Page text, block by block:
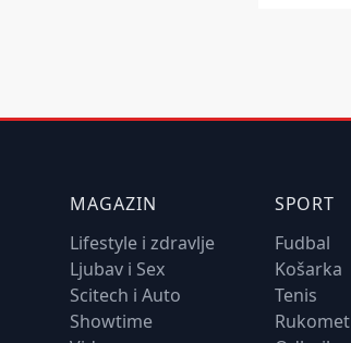
MAGAZIN
Lifestyle i zdravlje
Ljubav i Sex
Scitech i Auto
Showtime
SPORT
Fudbal
Košarka
Tenis
Rukomet